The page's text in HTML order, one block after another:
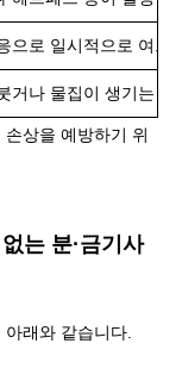
으로 일시적으로 여드
거나 물집이 생기는 경
상을 예방하기 위
는 분·금기사
래와 같습니다.